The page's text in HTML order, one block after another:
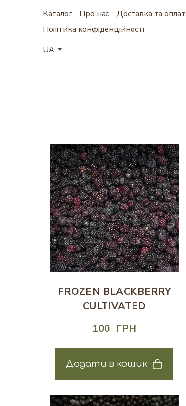
Каталог Про нас Доставка та
Політика конфіденційності
UA
FROZEN BLACKBERRY
CULTIVATED
100  ГРН
Додати в кошик